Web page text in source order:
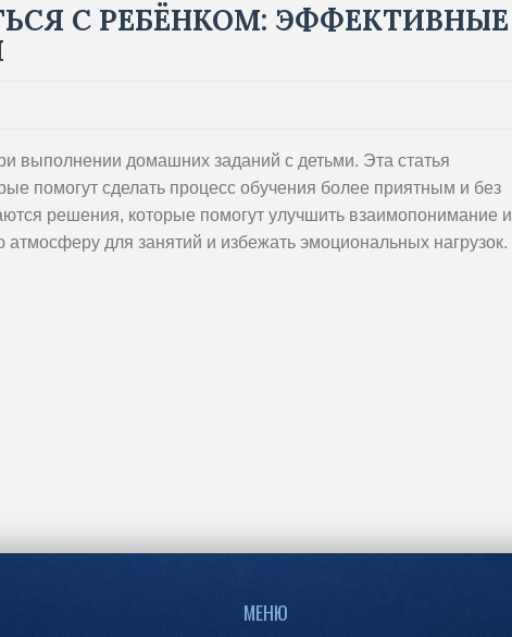
С РЕБЁНКОМ: ЭФФЕКТИВНЫЕ
выполнении домашних заданий с детьми. Эта статья
помогут сделать процесс обучения более приятным и без
решения, которые помогут улучшить взаимопонимание и
атмосферу для занятий и избежать эмоциональных нагрузок.
МЕНЮ